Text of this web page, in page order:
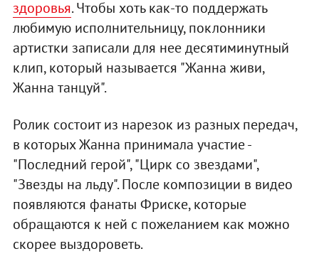
здоровья. Чтобы хоть как-то поддержать
любимую исполнительницу, поклонники
артистки записали для нее десятиминутный
клип, который называется "Жанна живи,
Жанна танцуй".
Ролик состоит из нарезок из разных передач,
в которых Жанна принимала участие -
"Последний герой", "Цирк со звездами",
"Звезды на льду". После композиции в видео
появляются фанаты Фриске, которые
обращаются к ней с пожеланием как можно
скорее выздороветь.